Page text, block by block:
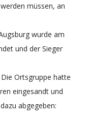
müssen, an
wurde am
und der Sieger
Ortsgruppe hatte
eingesandt und
abgegeben: